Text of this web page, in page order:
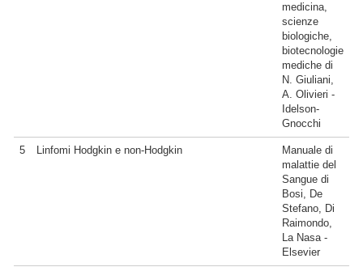
medicina,
scienze
biologiche,
biotecnologie
mediche di
N. Giuliani,
A. Olivieri -
Idelson-
Gnocchi
5 Linfomi Hodgkin e non-Hodgkin
Manuale di
malattie del
Sangue di
Bosi, De
Stefano, Di
Raimondo,
La Nasa -
Elsevier